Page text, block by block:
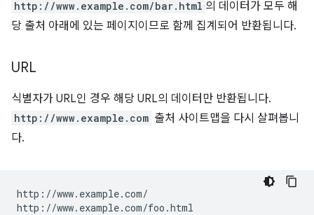
http://www.example.com/bar.html 의 데이터가 모두 해
당 출처 아래에 있는 페이지이므로 함께 집계되어 반환됩니다.
URL
식별자가 URL인 경우 해당 URL의 데이터만 반환됩니다.
http://www.example.com 출처 사이트맵을 다시 살펴봅니
다.
http://www.example.com/
http://www.example.com/foo.html